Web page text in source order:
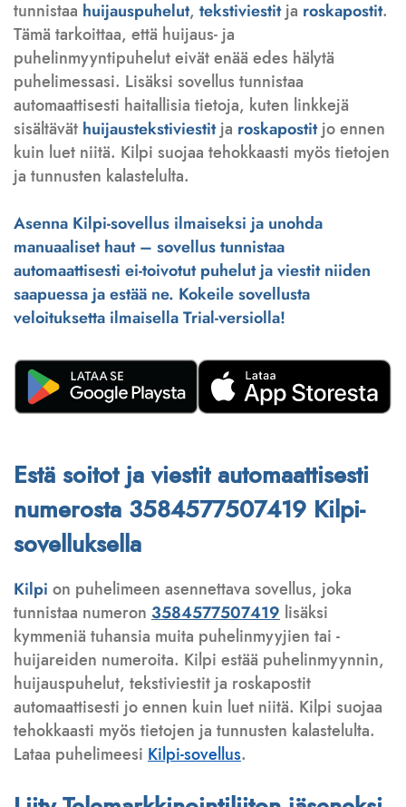
tunnistaa huijauspuhelut, tekstiviestitja roskapostit.
Tämä tarkoittaa, että huijaus- ja
puhelinmyyntipuhelut eivät enää edes hälytä
puhelimessasi. Lisäksi sovellus tunnistaa
automaattisesti haitallisia tietoja, kuten linkkejä
sisältävät huijaustekstiviestitja roskapostitjo ennen
kuin luet niitä. Kilpi suojaa tehokkaasti myös tietojen
ja tunnusten kalastelulta.
Asenna Kilpi-sovellus ilmaiseksi ja unohda
manuaaliset haut – sovellus tunnistaa
automaattisesti ei-toivotut puhelut ja viestit niiden
saapuessa ja estää ne. Kokeile sovellusta
veloituksetta ilmaisella Trial-versiolla!
Estä soitot ja viestit automaattisesti
numerosta 3584577507419 Kilpi-
sovelluksella
Kilpi on puhelimeen asennettava sovellus, joka
tunnistaa numeron 3584577507419 lisäksi
kymmeniä tuhansia muita puhelinmyyjien tai -
huijareiden numeroita. Kilpi estää puhelinmyynnin,
huijauspuhelut, tekstiviestit ja roskapostit
automaattisesti jo ennen kuin luet niitä. Kilpi suojaa
tehokkaasti myös tietojen ja tunnusten kalastelulta.
Lataa puhelimeesi Kilpi-sovellus.